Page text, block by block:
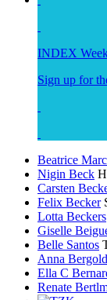
INDEX
Sign up for
Beatrice
Nigin Beck
Carsten
Felix Becker
Lotta Beckers
Giselle
Belle Santos
Anna Bergold
Ella C
Renate